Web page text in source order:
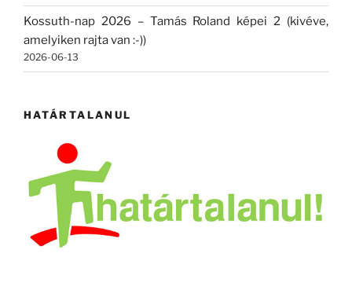
Kossuth-nap 2026 – Tamás Roland képei 2 (kivéve,
amelyiken rajta van :-))
2026-06-13
HATÁRTALANUL